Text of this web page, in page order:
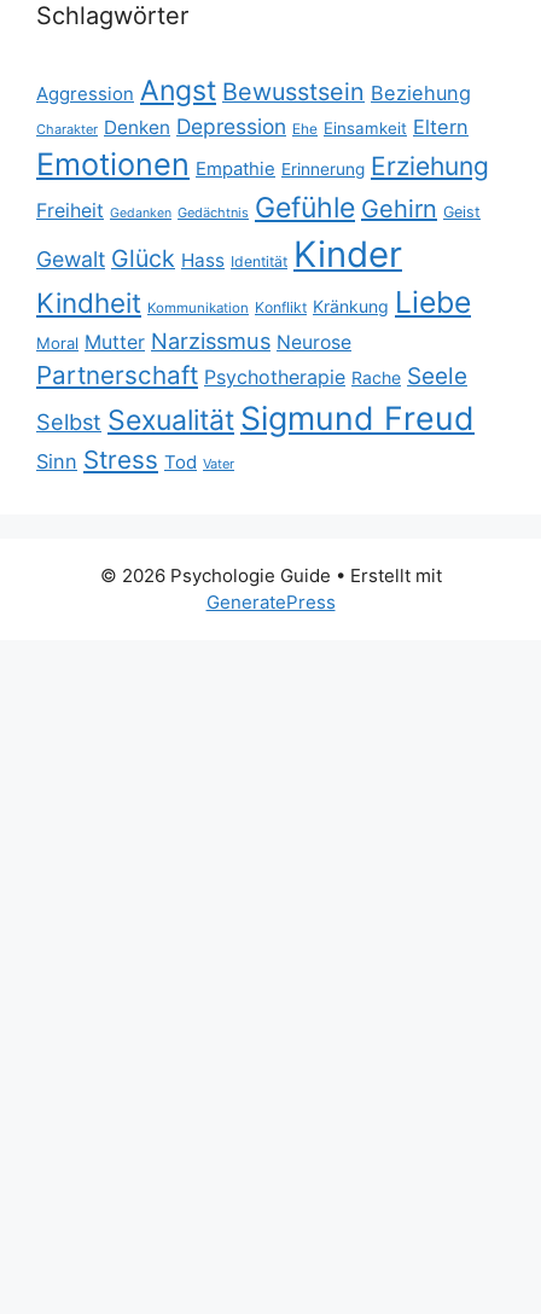
Schlagwörter
Aggression Angst Bewusstsein Beziehung
Charakter Denken Depression Ehe Einsamkeit Eltern
Emotionen Empathie Erinnerung Erziehung
Freiheit Gedanken Gedächtnis Gefühle Gehirn Geist
Gewalt Glück Hass Identität Kinder
Kindheit Kommunikation Konflikt Kränkung Liebe
Moral Mutter Narzissmus Neurose
Partnerschaft Psychotherapie Rache Seele
Selbst Sexualität Sigmund Freud
Sinn Stress Tod Vater
© 2026 Psychologie Guide • Erstellt mit
GeneratePress